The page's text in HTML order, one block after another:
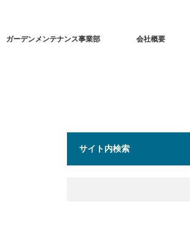
ガーデンメンテナンス事業部 会社概要
サイト内検索